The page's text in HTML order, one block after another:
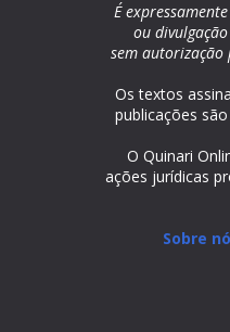
É
ou
sem autorização
Os textos
publicações
O Quinari
ações jurídicas
Sobre